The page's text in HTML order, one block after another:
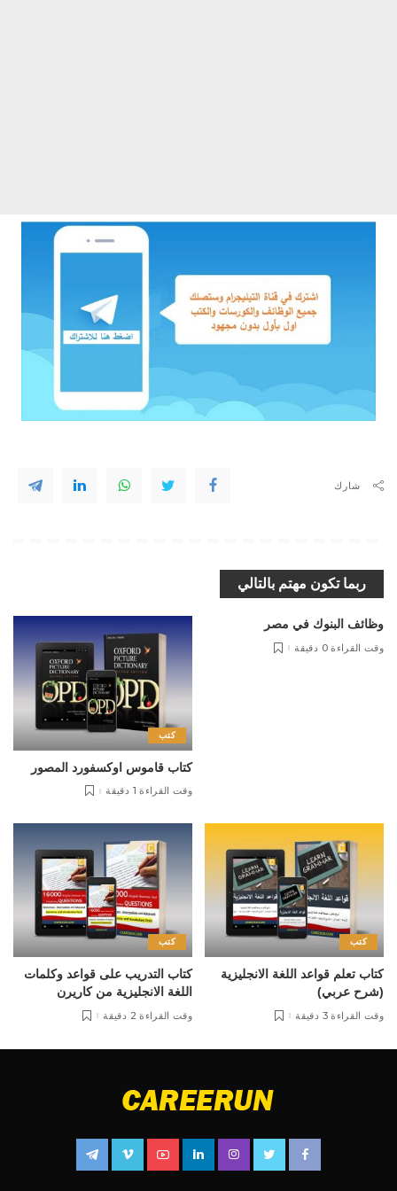
شارك
ربما تكون مهتم بالتالي
وظائف البنوك في مصر
وقت القراءة 0 دقيقة
كتب
كتاب قاموس اوكسفورد المصور
وقت القراءة 1 دقيقة
كتب
كتاب تعلم قواعد اللغة الانجليزية
(شرح عربي)
وقت القراءة 3 دقيقة
كتب
كتاب التدريب على قواعد وكلمات
اللغة الانجليزية من كاريرن
وقت القراءة 2 دقيقة